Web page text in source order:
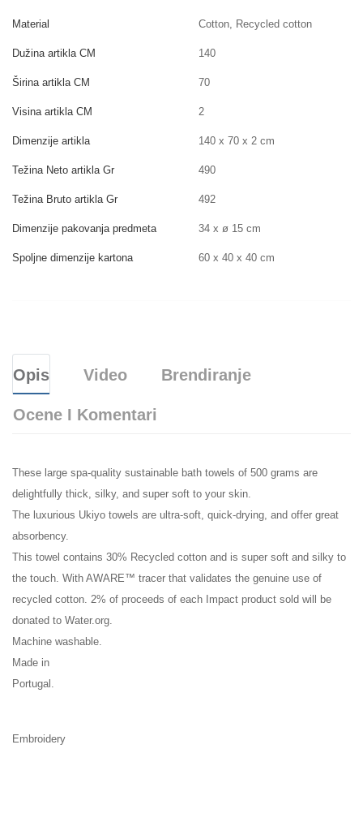
Material Cotton, Recycled cotton
Dužina artikla CM 140
Širina artikla CM 70
Visina artikla CM 2
Dimenzije artikla 140 x 70 x 2 cm
Težina Neto artikla Gr 490
Težina Bruto artikla Gr 492
Dimenzije pakovanja predmeta 34 x ø 15 cm
Spoljne dimenzije kartona 60 x 40 x 40 cm
Opis Video Brendiranje
Ocene I Komentari
These large spa-quality sustainable bath towels of 500 grams are
delightfully thick, silky, and super soft to your skin.
The luxurious Ukiyo towels are ultra-soft, quick-drying, and offer great
absorbency.
This towel contains 30% Recycled cotton and is super soft and silky to
the touch. With AWARE™ tracer that validates the genuine use of
recycled cotton. 2% of proceeds of each Impact product sold will be
donated to Water.org.
Machine washable.
Made in
Portugal.
Embroidery